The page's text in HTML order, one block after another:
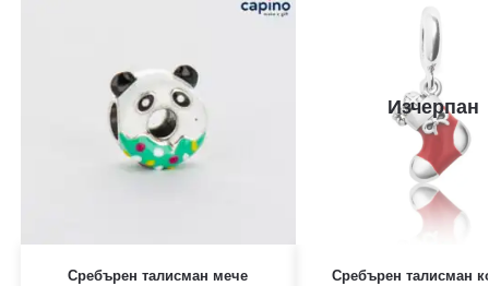
Сребърен талисман мече
Изчерпан
Сребърен талисман